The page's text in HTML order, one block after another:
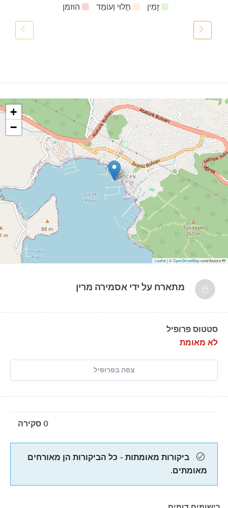
זָמִין תָלוּי וְעוֹמֵד הוזמן
+
−
Leaflet
|©OpenStreetMapcontributors
מתארח על ידי אסמירה מרין
סטטוס פרופיל
לא מאומת
צפה בפרופיל
0 סקירה
ביקורות מאומתות - כל הביקורות הן מאורחים
מאומתים.